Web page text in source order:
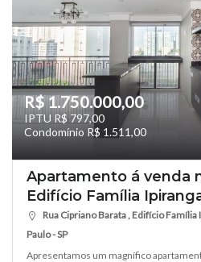
R$ 1.750.000,00
IPTU R$ 797,00
Condomínio R$ 1.511,00
Apartamento á venda
Edifício Família
Rua Cipriano Barata , Edifício Família
Paulo - SP
Apresentamos um magnífico